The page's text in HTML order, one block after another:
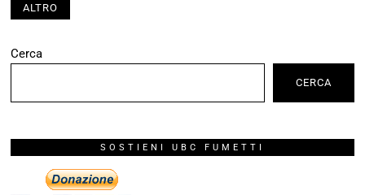
ALTRO
Cerca
CERCA
SOSTIENI UBC FUMETTI